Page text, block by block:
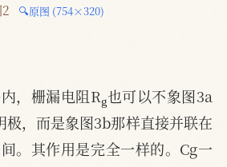
🔍原图 (754×320)
，栅漏电阻R 也可以不象图3a
极，而是象图3b那样直接并联在
。其作用是完全一样的。Cg一